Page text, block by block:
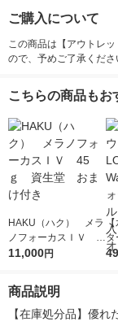
ご購入について
この商品は【アウトレ
ので、予めご了承くださ
こちらの商品もお
HAKU（ハク） メラ
ノフォーカスＩＶ 4
5ｇ 資生堂 おまけ
11,000円
タ
r
商品説明
【在庫処分品】優